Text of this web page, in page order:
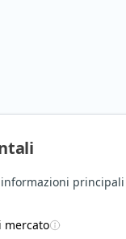
principali
mercato